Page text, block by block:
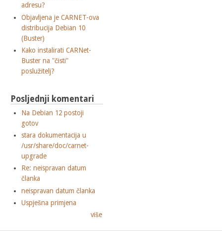
adresu?
Objavljena je CARNET-ova
distribucija Debian 10
(Buster)
Kako instalirati CARNet-
Buster na "čisti"
poslužitelj?
Posljednji komentari
Na Debian 12 postoji
gotov
stara dokumentacija u
/usr/share/doc/carnet-
upgrade
Re: neispravan datum
članka
neispravan datum članka
Uspješna primjena
više